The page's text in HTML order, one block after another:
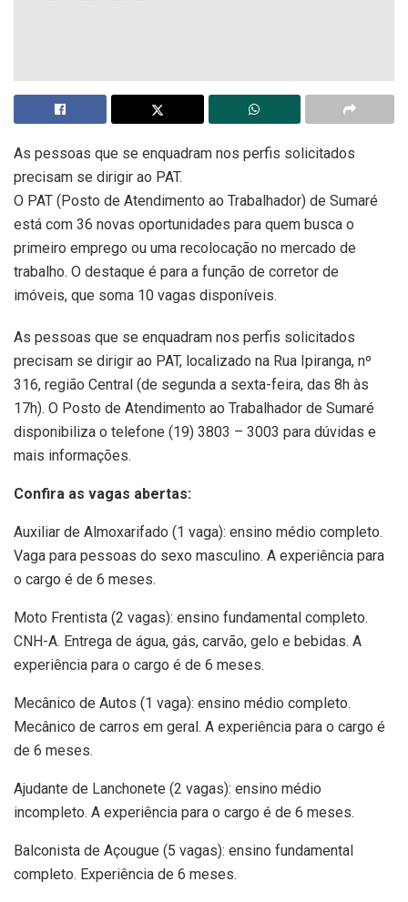
As pessoas que se enquadram nos perfis solicitados
precisam se dirigir ao PAT.
O PAT (Posto de Atendimento ao Trabalhador) de Sumaré
está com 36 novas oportunidades para quem busca o
primeiro emprego ou uma recolocação no mercado de
trabalho. O destaque é para a função de corretor de
imóveis, que soma 10 vagas disponíveis.
As pessoas que se enquadram nos perfis solicitados
precisam se dirigir ao PAT, localizado na Rua Ipiranga, nº
316, região Central (de segunda a sexta-feira, das 8h às
17h). O Posto de Atendimento ao Trabalhador de Sumaré
disponibiliza o telefone (19) 3803 – 3003 para dúvidas e
mais informações.
Confira as vagas abertas:
Auxiliar de Almoxarifado (1 vaga): ensino médio completo.
Vaga para pessoas do sexo masculino. A experiência para
o cargo é de 6 meses.
Moto Frentista (2 vagas): ensino fundamental completo.
CNH-A. Entrega de água, gás, carvão, gelo e bebidas. A
experiência para o cargo é de 6 meses.
Mecânico de Autos (1 vaga): ensino médio completo.
Mecânico de carros em geral. A experiência para o cargo é
de 6 meses.
Ajudante de Lanchonete (2 vagas): ensino médio
incompleto. A experiência para o cargo é de 6 meses.
Balconista de Açougue (5 vagas): ensino fundamental
completo. Experiência de 6 meses.